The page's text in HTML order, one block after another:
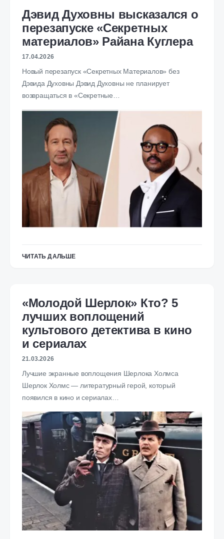
Дэвид Духовны высказался о
перезапуске «Секретных
материалов» Райана Куглера
17.04.2026
Новый перезапуск «Секретных Материалов» без
Дэвида Духовны Дэвид Духовны не планирует
возвращаться в «Секретные…
ЧИТАТЬ ДАЛЬШЕ
«Молодой Шерлок» Кто? 5
лучших воплощений
культового детектива в кино
и сериалах
21.03.2026
Лучшие экранные воплощения Шерлока Холмса
Шерлок Холмс — литературный герой, который
появился в кино и сериалах…